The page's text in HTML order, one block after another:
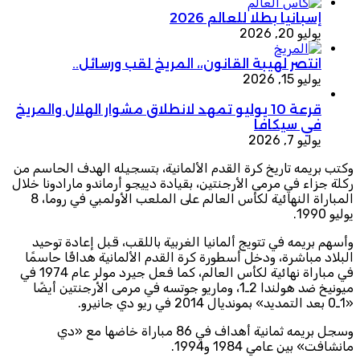
إسبانيا بطلا للعالم 2026
يوليو 20, 2026
انتصر لهيبة القانون،، المريخ لقب ورسائل..
يوليو 15, 2026
قرعة 10 يوليو تمهد لانطلاق مشوار الهلال والمريخ
في سيكافا
يوليو 7, 2026
وكتب بريمه تاريخ كرة القدم الألمانية، بتسجيله الهدف الحاسم من
ركلة جزاء في مرمى الأرجنتين، بقيادة دييجو أرماندو مارادونا خلال
المباراة النهائية لكأس العالم على الملعب الأولمبي في روما، 8
يوليو 1990.
وأسهم بريمه في تتويج ألمانيا الغربية باللقب، قبل إعادة توحيد
البلاد مباشرة، ودخل أسطورة كرة القدم الألمانية هدافًا حاسمًا
في مباراة نهائية لكأس العالم، كما فعل جيرد مولر عام 1974 في
ميونيخ ضد هولندا 2ـ1، وماريو جوتسه في مرمى الأرجنتين أيضًا
«1ـ0 بعد التمديد» بمونديال 2014 في ريو دي جانيرو.
وسجل بريمه ثمانية أهداف في 86 مباراة خاضها مع «دي
مانشافت» بين عامي 1984 و1994.